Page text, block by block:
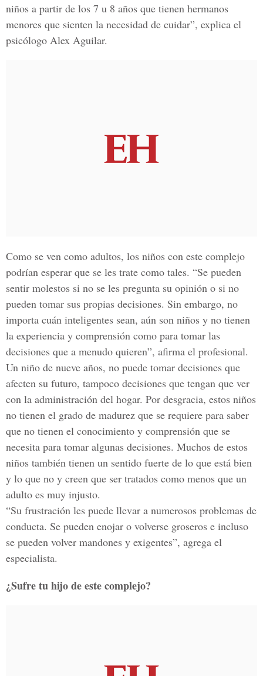
niños a partir de los 7 u 8 años que tienen hermanos
menores que sienten la necesidad de cuidar”, explica el
psicólogo Alex Aguilar.
Como se ven como adultos, los niños con este complejo
podrían esperar que se les trate como tales. “Se pueden
sentir molestos si no se les pregunta su opinión o si no
pueden tomar sus propias decisiones. Sin embargo, no
importa cuán inteligentes sean, aún son niños y no tienen
la experiencia y comprensión como para tomar las
decisiones que a menudo quieren”, afirma el profesional.
Un niño de nueve años, no puede tomar decisiones que
afecten su futuro, tampoco decisiones que tengan que ver
con la administración del hogar. Por desgracia, estos niños
no tienen el grado de madurez que se requiere para saber
que no tienen el conocimiento y comprensión que se
necesita para tomar algunas decisiones. Muchos de estos
niños también tienen un sentido fuerte de lo que está bien
y lo que no y creen que ser tratados como menos que un
adulto es muy injusto.
“Su frustración les puede llevar a numerosos problemas de
conducta. Se pueden enojar o volverse groseros e incluso
se pueden volver mandones y exigentes”, agrega el
especialista.
¿Sufre tu hijo de este complejo?